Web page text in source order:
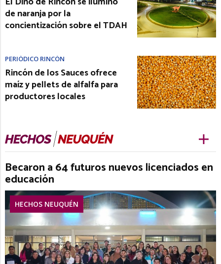
de naranja por la
concientización sobre el TDAH
PERIÓDICO RINCÓN
Rincón de los Sauces ofrece
maíz y pellets de alfalfa para
productores locales
Becaron a 64 futuros nuevos licenciados en
educación
HECHOS NEUQUÉN